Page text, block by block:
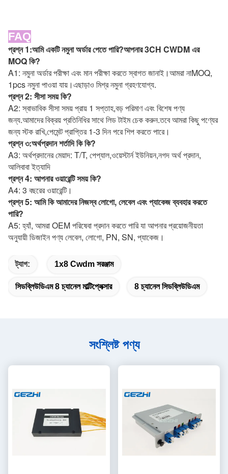
FAQ
প্রশ্ন 1:আমি একটি নমুনা অর্ডার পেতে পারি?আপনার 3CH CWDM এর
MOQ কি?
A1: নমুনা অর্ডার পরীক্ষা এবং মান পরীক্ষা করতে স্বাগত জানাই।আমরা নাMOQ,
1pcs নমুনা পাওয়া যায়।এছাড়াও মিশ্র নমুনা গ্রহণযোগ্য.
প্রশ্ন 2: সীসা সময় কি?
A2: স্বাভাবিক সীসা সময় প্রায় 1 সপ্তাহ,বড় পরিমাণ এবং বিশেষ পণ্য
জন্য.আমাদের বিক্রয় প্রতিনিধির সাথে লিড টাইম চেক করুন.তবে আমরা কিছু পণ্যের
জন্য স্টক রাখি,পেমেন্ট প্রাপ্তির 1-3 দিন পরে শিপ করতে পারে।
প্রশ্ন ৩:অর্থপ্রদান শর্তাদি কি কি?
A3: অর্থপ্রদানের মেয়াদ: T/T, পেপ্যাল,ওয়েস্টার্ন ইউনিয়ন,নগদ অর্থ প্রদান,
আলিবাবা ইত্যাদি
প্রশ্ন 4: আপনার ওয়ারেন্টি সময় কি?
A4: 3 বছরের ওয়ারেন্টি।
প্রশ্ন 5: আমি কি আমাদের নিজস্ব লোগো, লেবেল এবং প্যাকেজ ব্যবহার করতে
পারি?
A5: হ্যাঁ, আমরা OEM পরিষেবা প্রদান করতে পারি যা আপনার প্রয়োজনীয়তা
অনুযায়ী ডিজাইন পণ্য লেবেল, লোগো, PN, SN, প্যাকেজ।
ট্যাগ: 1x8 Cwdm সরঞ্জাম
সিডব্লিউডিএম 8 চ্যানেল মাল্টিপ্লেক্সার 8 চ্যানেল সিডব্লিউডিএম
সংশ্লিষ্ট পণ্য